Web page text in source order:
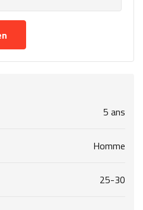
5 ans
Homme
25-30